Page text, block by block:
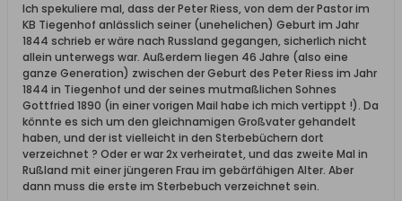
Ich spekuliere mal, dass der Peter Riess, von dem der Pastor im
KB Tiegenhof anlässlich seiner (unehelichen) Geburt im Jahr
1844 schrieb er wäre nach Russland gegangen, sicherlich nicht
allein unterwegs war. Außerdem liegen 46 Jahre (also eine
ganze Generation) zwischen der Geburt des Peter Riess im Jahr
1844 in Tiegenhof und der seines mutmaßlichen Sohnes
Gottfried 1890 (in einer vorigen Mail habe ich mich vertippt !). Da
könnte es sich um den gleichnamigen Großvater gehandelt
haben, und der ist vielleicht in den Sterbebüchern dort
verzeichnet ? Oder er war 2x verheiratet, und das zweite Mal in
Rußland mit einer jüngeren Frau im gebärfähigen Alter. Aber
dann muss die erste im Sterbebuch verzeichnet sein.